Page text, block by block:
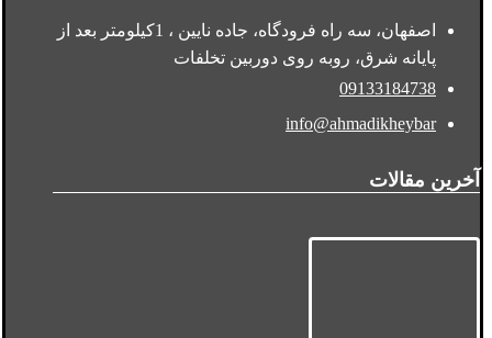
اصفهان، سه راه فرودگاه، جاده نایین ، 1کیلومتر بعد از
پایانه شرق، روبه روی دوربین تخلفات
09133184738
info@ahmadikheybar
آخرین مقالات